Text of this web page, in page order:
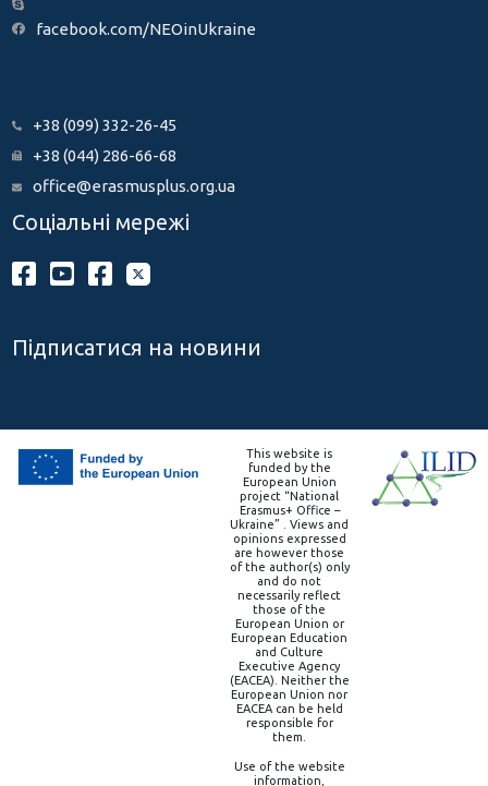
facebook.com/NEOinUkraine
+38 (099) 332-26-45
+38 (044) 286-66-68
office@erasmusplus.org.ua
Соціальні мережі
Підписатися на новини
This website is
funded by the
European Union
project “National
Erasmus+ Office –
Ukraine” . Views and
opinions expressed
are however those
of the author(s) only
and do not
necessarily reflect
those of the
European Union or
European Education
and Culture
Executive Agency
(EACEA). Neither the
European Union nor
EACEA can be held
responsible for
them.
Use of the website
information,